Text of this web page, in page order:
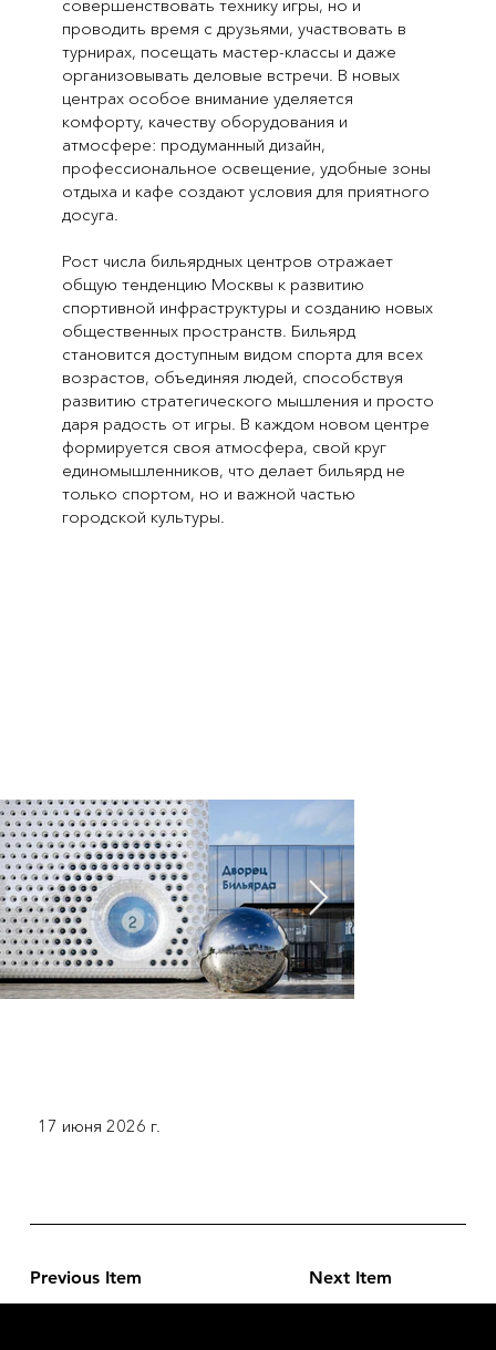
совершенствовать технику игры, но и
проводить время с друзьями, участвовать в
турнирах, посещать мастер-классы и даже
организовывать деловые встречи. В новых
центрах особое внимание уделяется
комфорту, качеству оборудования и
атмосфере: продуманный дизайн,
профессиональное освещение, удобные зоны
отдыха и кафе создают условия для приятного
досуга.
Рост числа бильярдных центров отражает
общую тенденцию Москвы к развитию
спортивной инфраструктуры и созданию новых
общественных пространств. Бильярд
становится доступным видом спорта для всех
возрастов, объединяя людей, способствуя
развитию стратегического мышления и просто
даря радость от игры. В каждом новом центре
формируется своя атмосфера, свой круг
единомышленников, что делает бильярд не
только спортом, но и важной частью
городской культуры.
17 июня 2026 г.
Previous Item Next Item